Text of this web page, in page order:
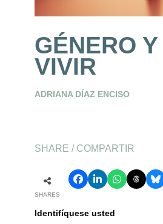
GÉNERO
VIVIR
ADRIANA DÍAZ ENCISO
SHARE / COMPARTIR
SHARES
Identifíquese usted